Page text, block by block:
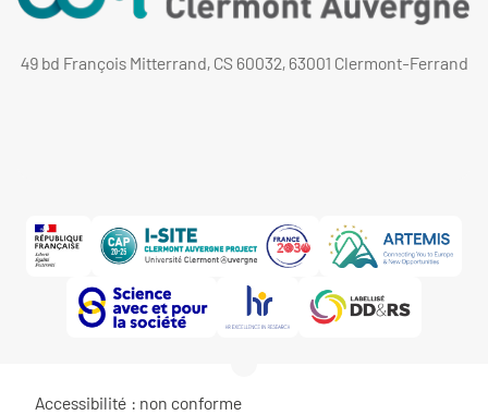
49 bd François Mitterrand, CS 60032, 63001 Clermont-Ferrand
Accessibilité : non conforme